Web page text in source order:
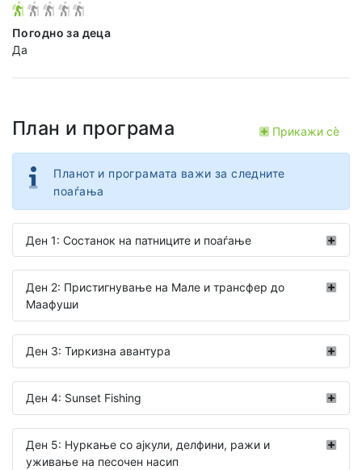
Погодно за деца
Да
План и програма Прикажи сѐ
Планот и програмата важи за следните
поаѓања
Ден 1: Состанок на патниците и поаѓање
Ден 2: Пристигнување на Мале и трансфер до
Маафуши
Ден 3: Тиркизна авантура
Ден 4: Sunset Fishing
Ден 5: Нуркање со ајкули, делфини, ражи и
уживање на песочен насип